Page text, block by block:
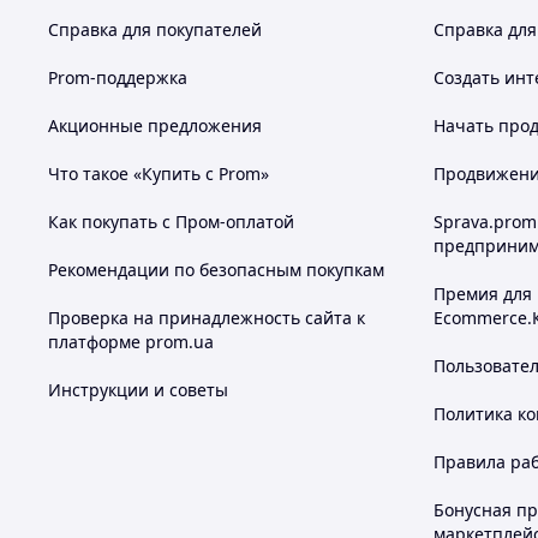
Справка для покупателей
Prom-поддержка
Акционные предложения
Что такое «Купить с Prom»
Как покупать с Пром-оплатой
Рекомендации по безопасным покупкам
Проверка на принадлежность сайта к
платформе prom.ua
Инструкции и советы
Справка
Создать
Начать
Премия для
Политика
Правила
Бонусная